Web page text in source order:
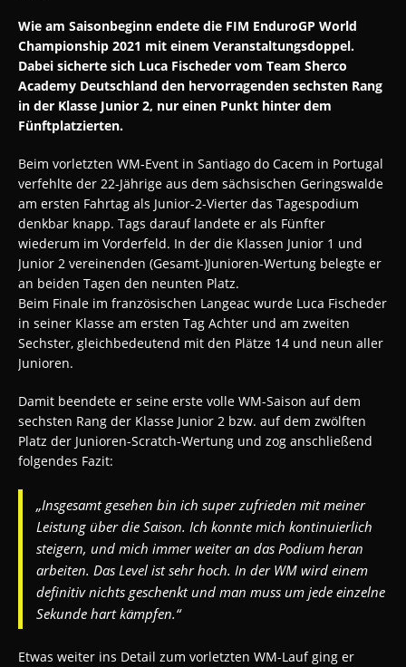
Wie am Saisonbeginn endete die FIM EnduroGP World
Championship 2021 mit einem Veranstaltungsdoppel.
Dabei sicherte sich Luca Fischeder vom Team Sherco
Academy Deutschland den hervorragenden sechsten Rang
in der Klasse Junior 2, nur einen Punkt hinter dem
Fünftplatzierten.
Beim vorletzten WM-Event in Santiago do Cacem in Portugal
verfehlte der 22-Jährige aus dem sächsischen Geringswalde
am ersten Fahrtag als Junior-2-Vierter das Tagespodium
denkbar knapp. Tags darauf landete er als Fünfter
wiederum im Vorderfeld. In der die Klassen Junior 1 und
Junior 2 vereinenden (Gesamt-)Junioren-Wertung belegte er
an beiden Tagen den neunten Platz.
Beim Finale im französischen Langeac wurde Luca Fischeder
in seiner Klasse am ersten Tag Achter und am zweiten
Sechster, gleichbedeutend mit den Plätze 14 und neun aller
Junioren.
Damit beendete er seine erste volle WM-Saison auf dem
sechsten Rang der Klasse Junior 2 bzw. auf dem zwölften
Platz der Junioren-Scratch-Wertung und zog anschließend
folgendes Fazit:
„Insgesamt gesehen bin ich super zufrieden mit meiner
Leistung über die Saison. Ich konnte mich kontinuierlich
steigern, und mich immer weiter an das Podium heran
arbeiten. Das Level ist sehr hoch. In der WM wird einem
definitiv nichts geschenkt und man muss um jede einzelne
Sekunde hart kämpfen.“
Etwas weiter ins Detail zum vorletzten WM-Lauf ging er